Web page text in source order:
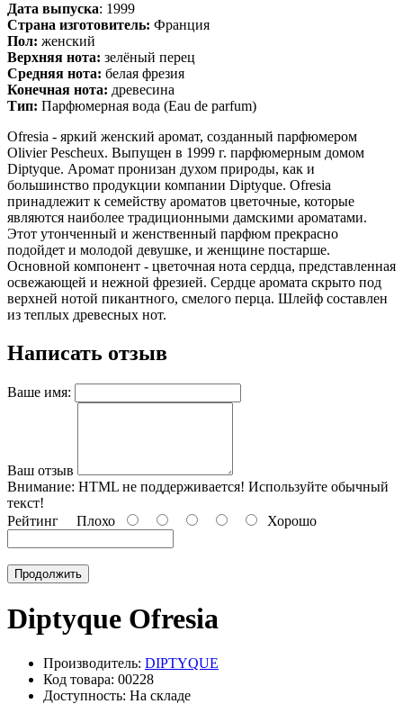
Дата выпуска: 1999
Страна изготовитель: Франция
Пол: женский
Верхняя нота: зелёный перец
Средняя нота: белая фрезия
Конечная нота: древесина
Тип: Парфюмерная вода (Eau de parfum)
Ofresia - яркий женский аромат, созданный парфюмером
Olivier Pescheux. Выпущен в 1999 г. парфюмерным домом
Diptyque. Аромат пронизан духом природы, как и
большинство продукции компании Diptyque. Ofresia
принадлежит к семейству ароматов цветочные, которые
являются наиболее традиционными дамскими ароматами.
Этот утонченный и женственный парфюм прекрасно
подойдет и молодой девушке, и женщине постарше.
Основной компонент - цветочная нота сердца, представленная
освежающей и нежной фрезией. Сердце аромата скрыто под
верхней нотой пикантного, смелого перца. Шлейф составлен
из теплых древесных нот.
Написать отзыв
Ваше имя:
Ваш отзыв
Внимание: HTML не поддерживается! Используйте обычный
текст!
Рейтинг Плохо Хорошо
Продолжить
Diptyque Ofresia
Производитель: DIPTYQUE
Код товара: 00228
Доступность: На складе